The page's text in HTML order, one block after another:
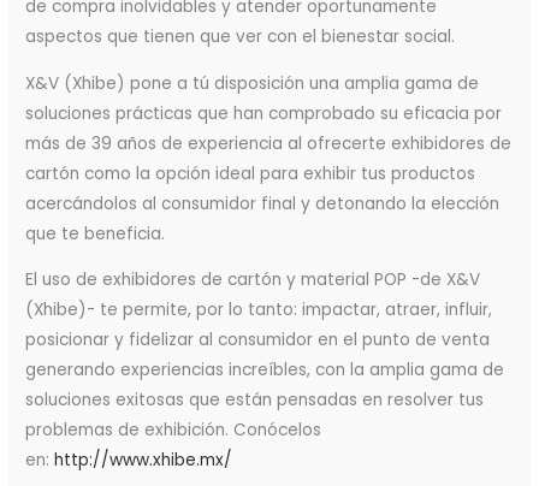
de compra inolvidables y atender oportunamente
aspectos que tienen que ver con el bienestar social.
X&V (Xhibe) pone a tú disposición una amplia gama de
soluciones prácticas que han comprobado su eficacia por
más de 39 años de experiencia al ofrecerte exhibidores de
cartón como la opción ideal para exhibir tus productos
acercándolos al consumidor final y detonando la elección
que te beneficia.
El uso de exhibidores de cartón y material POP -de X&V
(Xhibe)- te permite, por lo tanto: impactar, atraer, influir,
posicionar y fidelizar al consumidor en el punto de venta
generando experiencias increíbles, con la amplia gama de
soluciones exitosas que están pensadas en resolver tus
problemas de exhibición. Conócelos
en:http://www.xhibe.mx/